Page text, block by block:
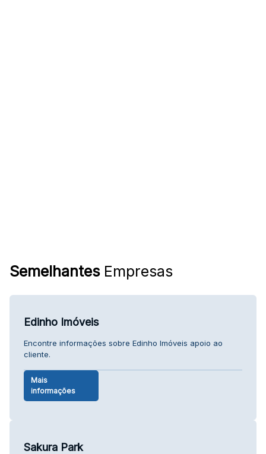
SemelhantesEmpresas
Edinho Imóveis
Encontre informações sobre Edinho Imóveis apoio ao
cliente.
Mais
informações
Sakura Park